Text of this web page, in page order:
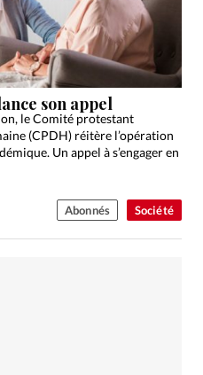
Société
son appel
le Comité protestant
(CPDH) réitère l’opération
Un appel à s’engager en
Abonnés